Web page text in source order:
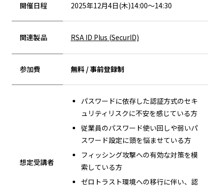
開催日程 2025年12月4日(木)14:00～14:30
関連製品 RSA ID Plus (SecurID)
参加費 無料 / 事前登録制
想定受講者
パスワードに依存した認証方式のセキ
ュリティリスクに不安を感じている方
従業員のパスワード使い回しや弱いパ
スワード設定に頭を悩ませている方
フィッシング攻撃への有効な対策を模
索している方
ゼロトラスト環境への移行に伴い、認